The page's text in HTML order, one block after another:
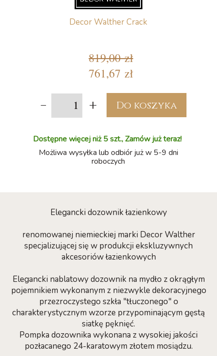
Decor Walther Crack
819,00 zł
761,67 zł
- + Do koszyka
Dostępne więcej niż 5 szt., Zamów już teraz!
Możliwa wysyłka lub odbiór już w 5-9 dni
roboczych
Elegancki dozownik łazienkowy
renomowanej niemieckiej marki Decor Walther
specjalizującej się w produkcji ekskluzywnych
akcesoriów łazienkowych
Elegancki nablatowy dozownik na mydło z okrągłym
pojemnikiem wykonanym z niezwykle dekoracyjnego
przezroczystego szkła "tłuczonego" o
charakterystycznym wzorze przypominającym gęstą
siatkę pęknięć.
Pompka dozownika wykonana z wysokiej jakości
pozłacanego 24-karatowym złotem mosiądzu.